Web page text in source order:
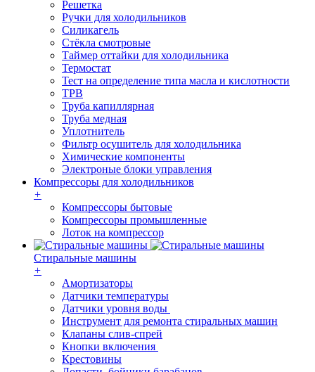
Решетка
Ручки для холодильников
Силикагель
Стёкла смотровые
Таймер оттайки для холодильника
Термостат
Тест на определение типа масла и кислотности
ТРВ
Труба капиллярная
Труба медная
Уплотнитель
Фильтр осушитель для холодильника
Химические компоненты
Электроные блоки управления
Компрессоры для холодильников
+
Компрессоры бытовые
Компрессоры промышленные
Лоток на компрессор
Стиральные машины
+
Амортизаторы
Датчики температуры
Датчики уровня воды
Инструмент для ремонта стиральных машин
Клапаны слив-спрей
Кнопки включения
Крестовины